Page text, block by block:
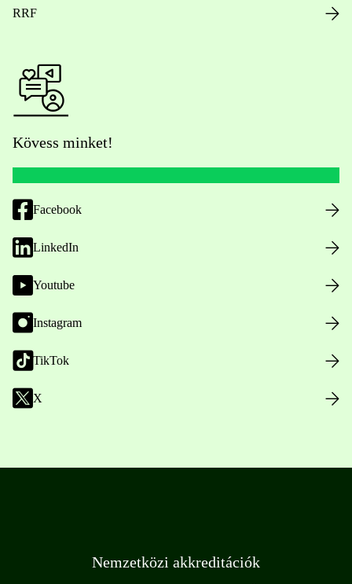
RRF
Kövess minket!
Facebook
LinkedIn
Youtube
Instagram
TikTok
X
Nemzetközi akkreditációk